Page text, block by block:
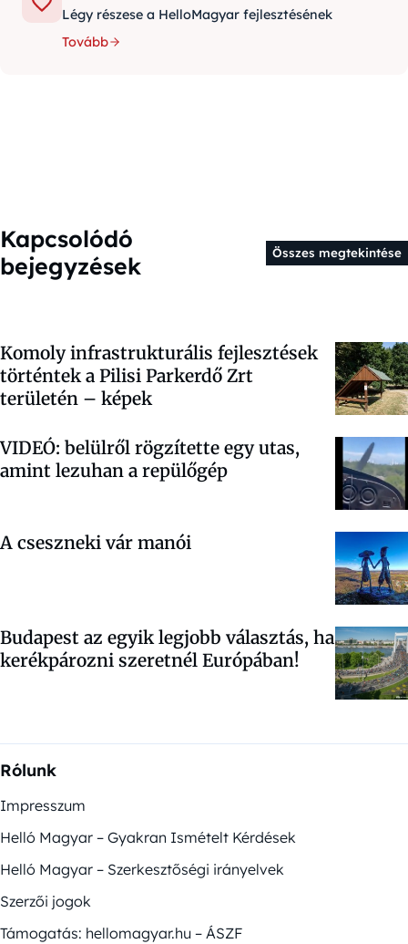
Légy részese a HelloMagyar fejlesztésének
Tovább
Kapcsolódó
bejegyzések
Összes megtekintése
Komoly infrastrukturális fejlesztések
történtek a Pilisi Parkerdő Zrt
területén – képek
VIDEÓ: belülről rögzítette egy utas,
amint lezuhan a repülőgép
A cseszneki vár manói
Budapest az egyik legjobb választás, ha
kerékpározni szeretnél Európában!
Rólunk
Impresszum
Helló Magyar – Gyakran Ismételt Kérdések
Helló Magyar – Szerkesztőségi irányelvek
Szerzői jogok
Támogatás: hellomagyar.hu – ÁSZF